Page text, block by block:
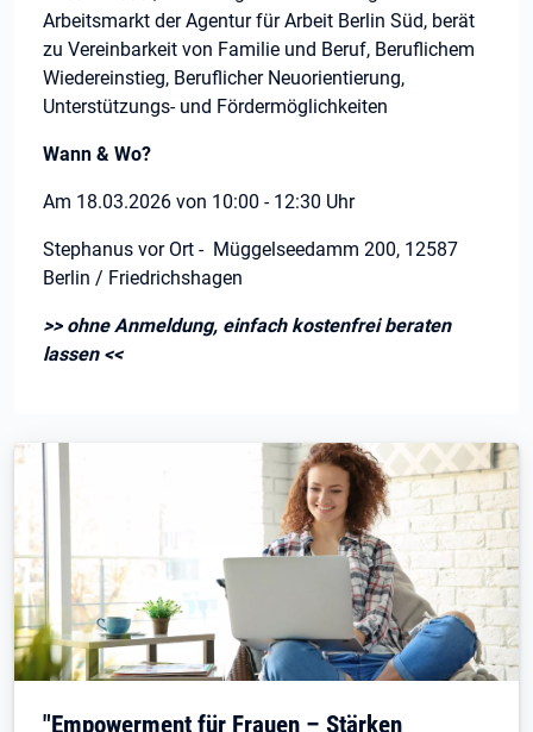
Arbeitsmarkt der Agentur für Arbeit Berlin Süd, berät
zu Vereinbarkeit von Familie und Beruf, Beruflichem
Wiedereinstieg, Beruflicher Neuorientierung,
Unterstützungs- und Fördermöglichkeiten
Wann & Wo?
Am 18.03.2026 von 10:00 - 12:30 Uhr
Stephanus vor Ort - Müggelseedamm 200, 12587
Berlin / Friedrichshagen
>> ohne Anmeldung, einfach kostenfrei beraten
lassen <<
"Empowerment für Frauen – Stärken